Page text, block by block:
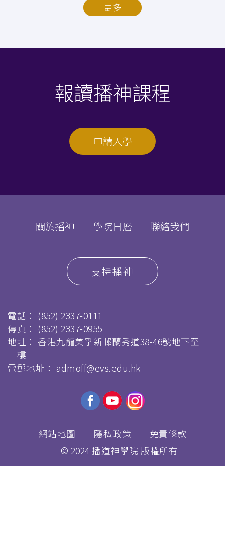
更多
報讀播神課程
申請入學
關於播神 學院日曆 聯絡我們
支持播神
電話： (852) 2337-0111
傳真： (852) 2337-0955
地址： 香港九龍美孚新邨蘭秀道38-46號地下至
三樓
電郵地址： admoff@evs.edu.hk
網站地圖 隱私政策
免責條款
© 2024 播道神學院 版權所有